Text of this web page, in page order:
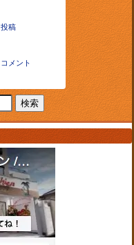
投稿
コメント